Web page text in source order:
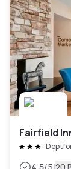
Fairfield
4.5/5 20